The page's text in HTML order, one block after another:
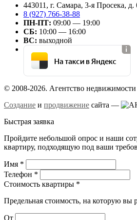
443011, г. Самара, 3-я Просека, д.
8 (927) 766-38-88
ПН-ПТ: 09:00 — 19:00
СБ: 10:00 — 16:00
ВС: выходной
На такси в Яндекс
© 2008-2026. Агентство
Создание и продвижение сайта —
Быстрая заявка
Пройдите небольшой опрос и наши
квартиру, подходящую под ваши
Имя *
Телефон *
Стоимость квартиры *
Предельная стоимость, на которую вы
От